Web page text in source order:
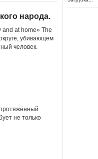
народа.
at home» The
убивающем
человек.
не только